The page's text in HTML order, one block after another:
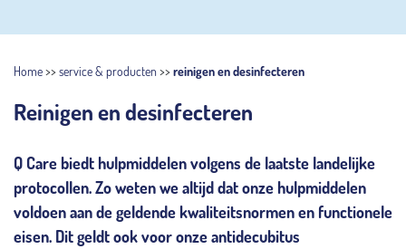
Home>> service & producten>> reinigen en desinfecteren
Reinigen en desinfecteren
Q Care biedt hulpmiddelen volgens de laatste landelijke
protocollen. Zo weten we altijd dat onze hulpmiddelen
voldoen aan de geldende kwaliteitsnormen en functionele
eisen. Dit geldt ook voor onze antidecubitus